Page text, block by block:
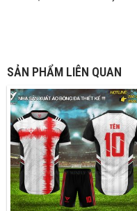
SẢN PHẨM LIÊN QUAN